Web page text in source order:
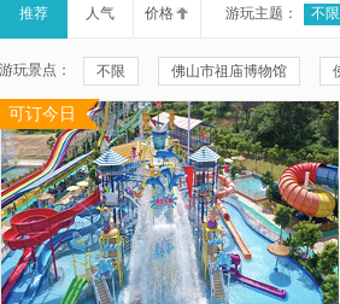
导
模
式
有
6
个
模
块,
按
下
Tab
键
浏
览
推荐 人气 价格 游玩主题： 不限
游玩景点： 不限 佛山市祖庙博物馆
大良华盖路商业步行街 南风古灶
西樵山风景名胜区 顺德容桂渔
灵山大佛 中央电视台南海影视城
佛山本地玩乐 香港摩天轮
顺德欢乐海岸PLUS 澳门新濠影
可订今日